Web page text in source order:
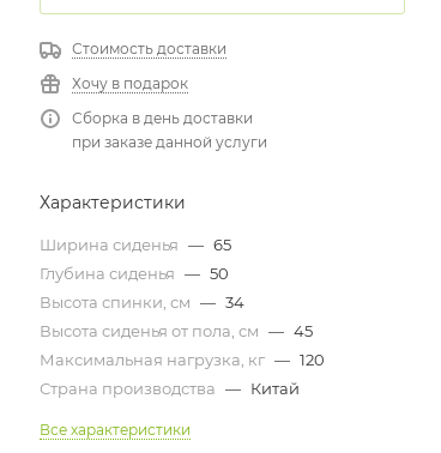
ДОСТАВКА И СБОРКА ГАРАНТИЯ И ВОЗВРАТ
Стоимость доставки
Хочу в подарок
Сборка в день доставки
при заказе данной услуги
Характеристики
Ширина сиденья — 65
Глубина сиденья — 50
Высота спинки, см — 34
Высота сиденья от пола, см — 45
Максимальная нагрузка, кг — 120
Страна производства — Китай
Все характеристики